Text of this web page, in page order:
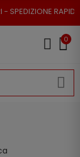
RAPIDA - RESO
0